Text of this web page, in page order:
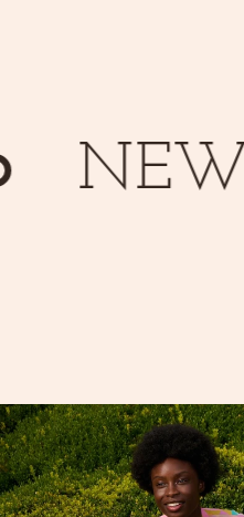
NEW IN